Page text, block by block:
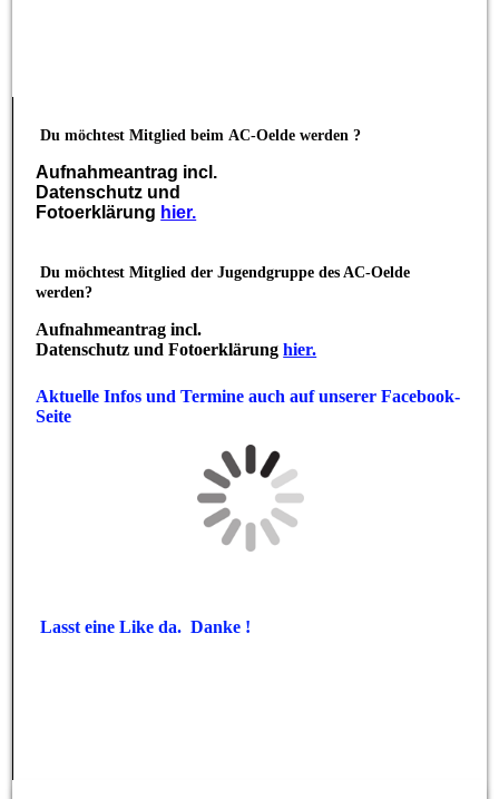
Du möchtest Mitglied beim AC-Oelde werden ?
Aufnahmeantrag incl.
Datenschutz und
Fotoerklärung hier.
Du möchtest Mitglied der Jugendgruppe des AC-Oelde
werden?
Aufnahmeantrag incl.
Datenschutz und Fotoerklärunghier.
Aktuelle Infos und Termine auch auf unserer Facebook-
Seite
Lasst eine Like da. Danke !